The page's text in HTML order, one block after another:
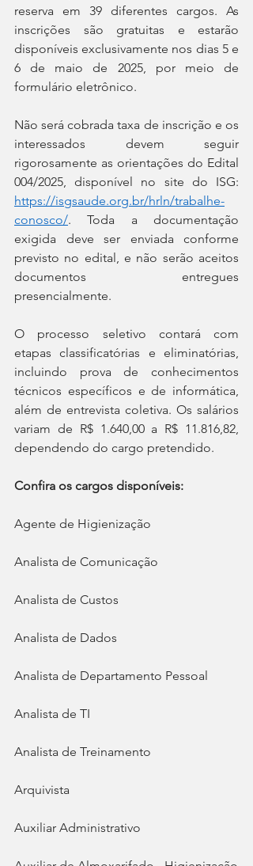
reserva em 39 diferentes cargos. As
inscrições são gratuitas e estarão
disponíveis exclusivamente nos dias 5 e
6 de maio de 2025, por meio de
formulário eletrônico.
Não será cobrada taxa de inscrição e os
interessados devem seguir
rigorosamente as orientações do Edital
https://isgsaude.org.br/hrln/trabalhe-
conosco/. Toda a documentação
exigida deve ser enviada conforme
previsto no edital, e não serão aceitos
documentos entregues
presencialmente.
O processo seletivo contará com
etapas classificatórias e eliminatórias,
incluindo prova de conhecimentos
técnicos específicos e de informática,
além de entrevista coletiva. Os salários
variam de R$ 1.640,00 a R$ 11.816,82,
dependendo do cargo pretendido.
Confira os cargos disponíveis:
Agente de Higienização
Analista de Comunicação
Analista de Custos
Analista de Dados
Analista de Departamento Pessoal
Analista de TI
Analista de Treinamento
Arquivista
Auxiliar Administrativo